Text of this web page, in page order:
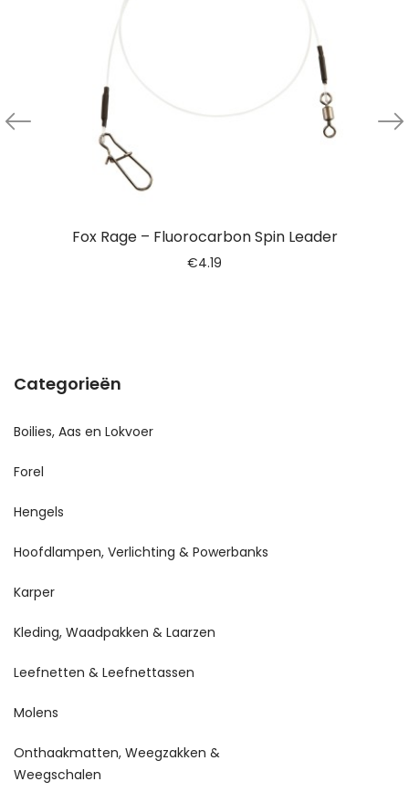
Fox Rage – Fluorocarbon Spin Leader
€4.19
Categorieën
Boilies, Aas en Lokvoer
Forel
Hengels
Hoofdlampen, Verlichting & Powerbanks
Karper
Kleding, Waadpakken & Laarzen
Leefnetten & Leefnettassen
Molens
Onthaakmatten, Weegzakken &
Weegschalen